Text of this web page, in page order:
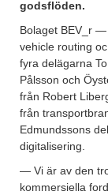
godsflöden.
Bolaget BEV_r
vehicle routing
fyra delägarna
Pålsson och
från Robert
från
Edmundssons
digitalisering.
— Vi är av den
kommersiella